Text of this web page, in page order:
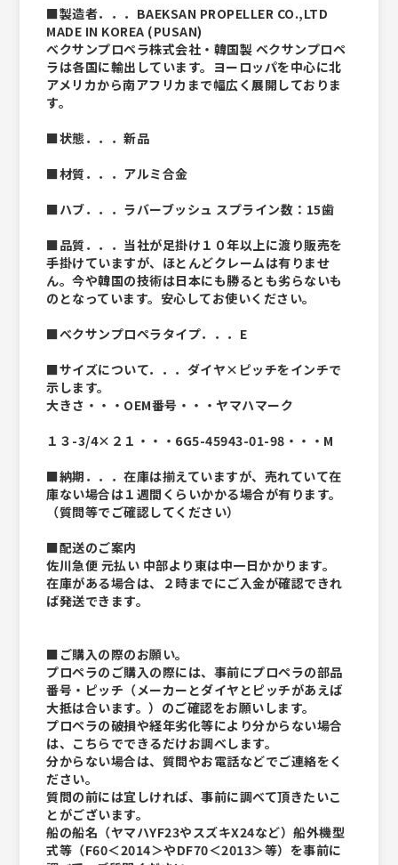
■製造者．．．BAEKSAN PROPELLER CO.,LTD
MADE IN KOREA (PUSAN)
べクサンプロペラ株式会社・韓国製 ベクサンプロペ
ラは各国に輸出しています。ヨーロッパを中心に北
アメリカから南アフリカまで幅広く展開しておりま
す。
■状態．．．新品
■材質．．．アルミ合金
■ハブ．．．ラバーブッシュ スプライン数：15歯
■品質．．．当社が足掛け１０年以上に渡り販売を
手掛けていますが、ほとんどクレームは有りませ
ん。今や韓国の技術は日本にも勝るとも劣らないも
のとなっています。安心してお使いください。
■べクサンプロペラタイプ．．．E
■サイズについて．．．ダイヤ×ピッチをインチで
示します。
大きさ・・・OEM番号・・・ヤマハマーク
１３-3/4×２１・・・6G5-45943-01-98・・・M
■納期．．．在庫は揃えていますが、売れていて在
庫ない場合は１週間くらいかかる場合が有ります。
（質問等でご確認してください）
■配送のご案内
佐川急便 元払い 中部より東は中一日かかります。
在庫がある場合は、２時までにご入金が確認できれ
ば発送できます。
■ご購入の際のお願い。
プロペラのご購入の際には、事前にプロペラの部品
番号・ピッチ（メーカーとダイヤとピッチがあえば
大抵は合います。）のご確認をお願いします。
プロペラの破損や経年劣化等により分からない場合
は、こちらでできるだけお調べします。
分からない場合は、質問やお電話などでご連絡をく
ださい。
質問の前には宜しければ、事前に調べて頂きたいこ
とがございます。
船の船名（ヤマハYF23やスズキX24など）船外機型
式等（F60＜2014＞やDF70＜2013＞等）を事前に